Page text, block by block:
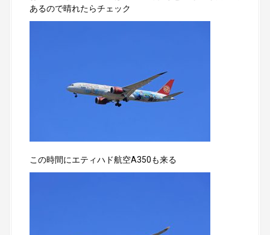
あるので晴れたらチェック
この時間にエティハド航空A350も来る